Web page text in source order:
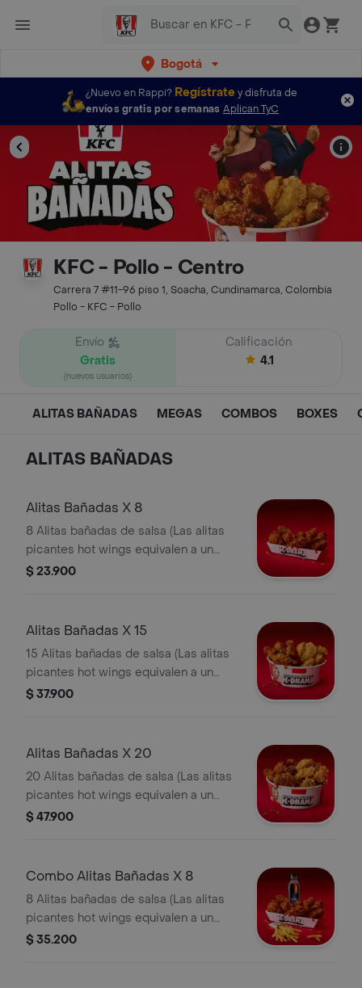
Bogotá
¿Nuevo en Rappi? Regístratey disfruta de
envíos gratis por semanas Aplican TyC
KFC - Pollo - Centro
Carrera 7 #11-96 piso 1, Soacha, Cundinamarca, Colombia
Pollo - KFC - Pollo
Envío
Gratis
(nuevos usuarios)
Calificación
4.1
ALITAS BAÑADAS MEGAS COMBOS BOXES
ALITAS BAÑADAS
Alitas Bañadas X 8
8 Alitas bañadas de salsa (Las alitas
picantes hot wings equivalen a un
trozo de ala)
$ 23.900
Alitas Bañadas X 15
15 Alitas bañadas de salsa (Las alitas
picantes hot wings equivalen a un
trozo de ala)
$ 37.900
Alitas Bañadas X 20
20 Alitas bañadas de salsa (Las alitas
picantes hot wings equivalen a un
trozo de ala)
$ 47.900
Combo Alitas Bañadas X 8
8 Alitas bañadas de salsa (Las alitas
picantes hot wings equivalen a un
trozo de ala) + 1 Papa Pequeña + 1
$ 35.200